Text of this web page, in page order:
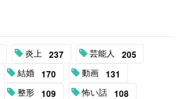
炎上 237 芸能人 205
結婚 170 動画 131
整形 109 怖い話 108